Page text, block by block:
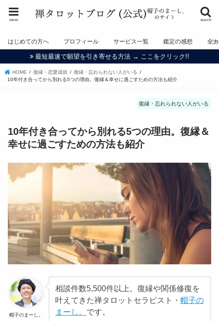
search
menu
はじめての方へ プロフィール サービス一覧 鑑定の感想 全
最短最速で願望を引き寄せる方法 → ここをクリック!!
HOME 復縁・恋愛成就
復縁・忘れられない人がいる
10年付き合ってから別れる5つの理由。復縁＆幸せに過ごすための方法も紹介
復縁・忘れられない人がいる
10年付き合ってから別れる5つの理由。復縁＆
幸せに過ごすための方法も紹介
帽子のまーし。
相談件数5,500件以上。復縁や関係修復を
叶えてきた禅タロットセラピスト・ 帽子の
まーし。 です。